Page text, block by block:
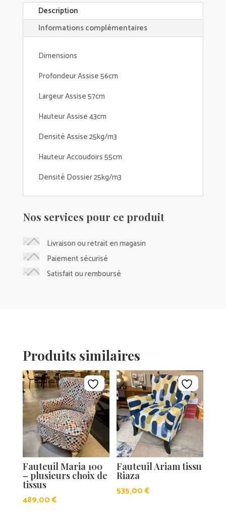
coloris
-
Athezza
Description
Informations complémentaires
Dimensions
Profondeur Assise 56cm
Largeur Assise 57cm
Hauteur Assise 43cm
Densité Assise 25kg/m3
Hauteur Accoudoirs 55cm
Densité Dossier 25kg/m3
Nos services pour ce produit
Livraison ou retrait en magasin
Paiement sécurisé
Satisfait ou remboursé
Produits similaires
Fauteuil Maria 100
– plusieurs choix de
tissus
489,00€
Fauteuil Ariam tissu
Riaza
535,00€